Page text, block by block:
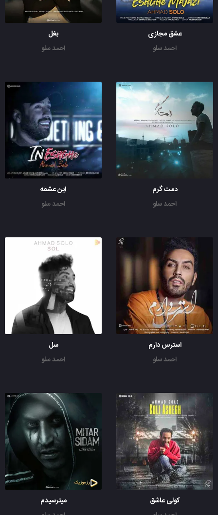
عشق مجازی
احمد سلو
بغل
احمد سلو
دمت گرم
احمد سلو
این عشقه
احمد سلو
استرس دارم
احمد سلو
سل
احمد سلو
کولی عاشق
میترسیدم